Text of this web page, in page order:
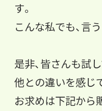
す。
こんな私でも、言
是非、皆さんも試
他との違いを感じ
お求めは下記から